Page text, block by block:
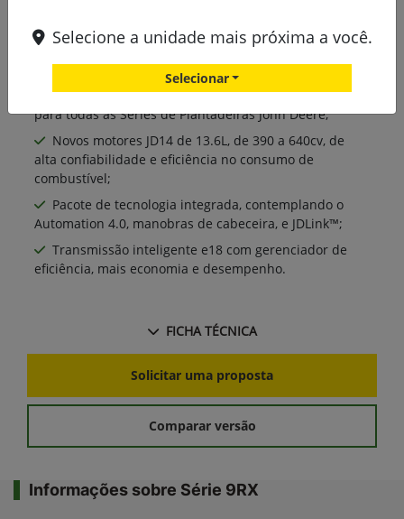
Soluções John Deere - Verde no Verde - Preparado
para todas as Séries de Plantadeiras John Deere;
Novos motores JD14 de 13.6L, de 390 a 640cv, de
alta confiabilidade e eficiência no consumo de
combustível;
Pacote de tecnologia integrada, contemplando o
Automation 4.0, manobras de cabeceira, e JDLink™;
Transmissão inteligente e18 com gerenciador de
eficiência, mais economia e desempenho.
FICHA TÉCNICA
Solicitar uma proposta
Comparar versão
Informações sobre Série 9RX
Selecione a unidade mais próxima a você.
Selecionar